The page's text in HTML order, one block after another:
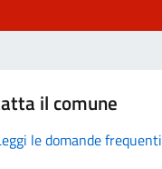
il comune
le domande frequenti